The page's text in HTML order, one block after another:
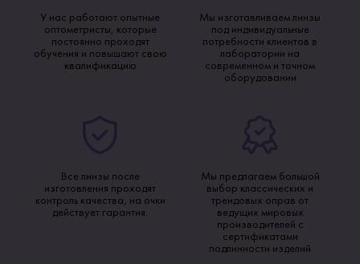
У нас работают опытные
оптометристы, которые
постоянно проходят
обучения и повышают свою
квалификацию
Мы изготавливаем линзы
под индивидуальные
потребности клиентов в
лаборатории на
современном и точном
оборудовании
Все линзы после
изготовления проходят
контроль качества, на очки
действует гарантия.
Мы предлагаем большой
выбор классических и
трендовых оправ от
ведущих мировых
производителей с
сертификатами
подлинности изделий